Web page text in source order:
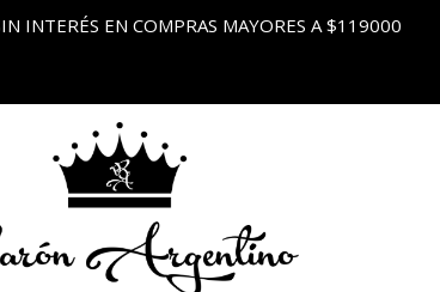
INTERÉS EN COMPRAS MAYORES A $119000